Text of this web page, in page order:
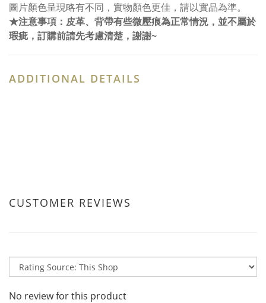
圖片顏色呈現略有不同，實物顏色更佳，請以實品為準。
★注意事項：皮革、背帶有些微壓痕為正常情況，並不屬於
瑕疵，訂購前請先考慮清楚，謝謝~
ADDITIONAL DETAILS
CUSTOMER REVIEWS
No review for this product